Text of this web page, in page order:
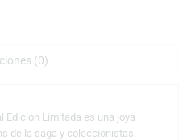
(0)
Edición Limitada es una joya
de la saga y coleccionistas.